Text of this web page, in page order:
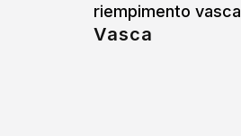
riempimento vasca
Vasca